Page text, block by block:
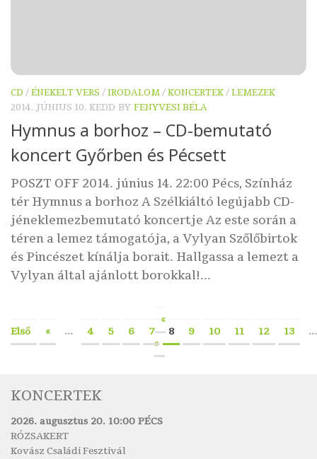
CD /ÉNEKELT VERS /IRODALOM/KONCERTEK/LEMEZEK
2014. JÚNIUS 10. KEDD BY FENYVESI BÉLA
Hymnus a borhoz – CD-bemutató
koncert Győrben és Pécsett
POSZT OFF 2014. június 14. 22:00 Pécs, Színház
tér Hymnus a borhoz A Szélkiáltó legújabb CD-
jéneklemezbemutató koncertje Az este során a
téren a lemez támogatója, a Vylyan Szőlőbirtok
és Pincészet kínálja borait. Hallgassa a lemezt a
Vylyan által ajánlott borokkal!...
«
Első
« ... 4 5 6 7 8 9 10 11 12 13
...
»
KONCERTEK
2026. augusztus 20. 10:00 PÉCS
RÓZSAKERT
Kovász Családi Fesztivál